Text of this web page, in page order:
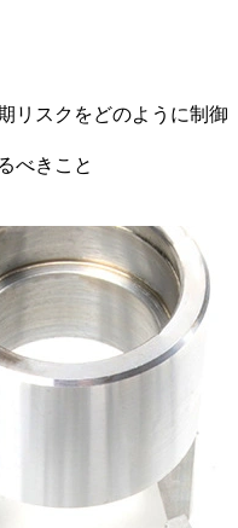
リスクをどのように制御
べきこと